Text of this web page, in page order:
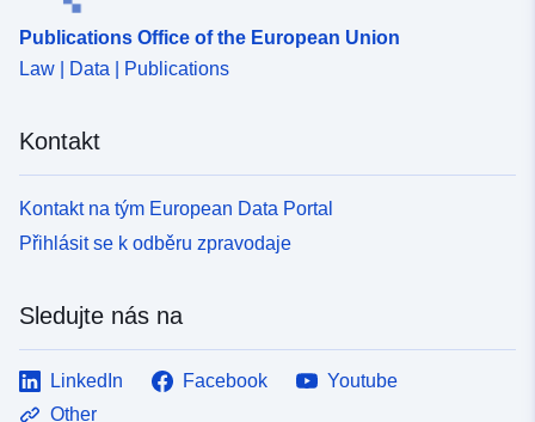
Publications Office of the European Union
Law | Data | Publications
Kontakt
Kontakt na tým European Data Portal
Přihlásit se k odběru zpravodaje
Sledujte nás na
LinkedIn Facebook
Youtube
Other